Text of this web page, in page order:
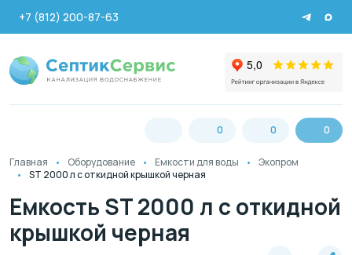
+7 (812) 200-87-63
0 0 0
Главная Оборудование Емкости для воды
Экопром
ST 2000 л с откидной крышкой черная
Емкость ST 2000 л с откидной
крышкой черная